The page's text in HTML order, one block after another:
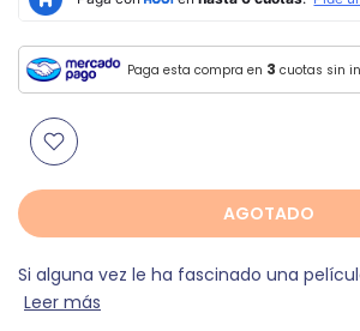
Paga esta compra en 3 cuotas sin
AGOTADO
Si alguna vez le ha fascinado una
Leer más